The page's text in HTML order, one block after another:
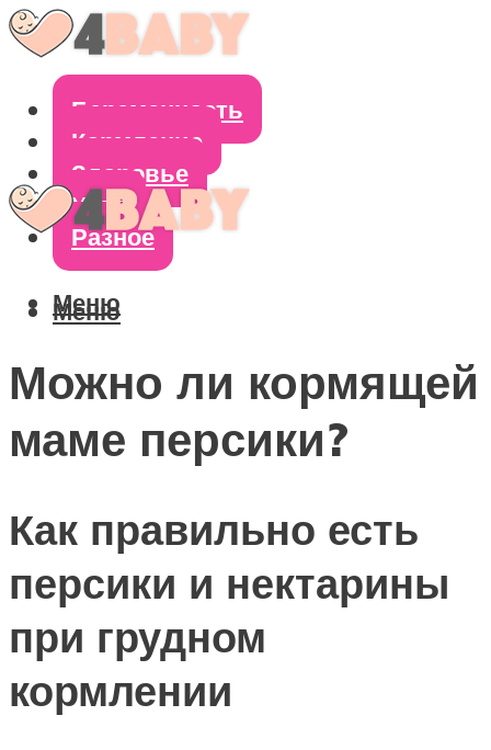
Беременность
Кормление
Здоровье
Уход
Разное
Меню
Меню
Можно ли кормящей
маме персики?
Как правильно есть
персики и нектарины
при грудном
кормлении